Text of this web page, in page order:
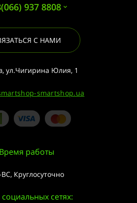
937 8808
С НАМИ
ул.Чигирина Юлия, 1
smartshop.ua
Время работы
Круглосуточно
сетях: